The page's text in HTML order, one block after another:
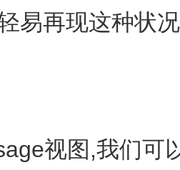
易再现这种状
视图,我们可